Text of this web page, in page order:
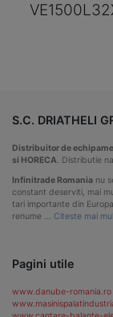
S.C. DRIATHELI
Distribuitor de
si HORECA . Distributie
Infinitrade Romania nu
constant deserviti, mai
tari importante din
renume … Citeste mai
Pagini utile
www.danube-romania.ro